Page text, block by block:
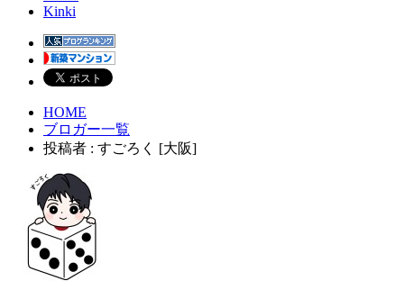
Kinki
HOME
ブロガー一覧
投稿者 : すごろく [大阪]